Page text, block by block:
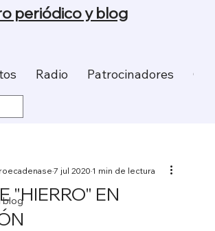
Radio Patrocinadores
periódico y blog
blog"HIERRO" EN
7 jul 20201 min de lectura